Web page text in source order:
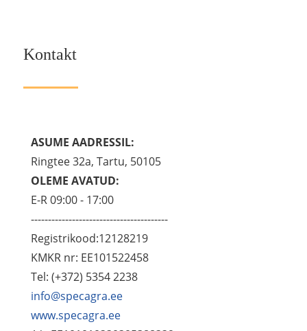
Kontakt
ASUME AADRESSIL:
Ringtee 32a, Tartu, 50105
OLEME AVATUD:
E-R 09:00 - 17:00
----------------------------------------
Registrikood:12128219
KMKR nr: EE101522458
Tel: (+372) 5354 2238
info@specagra.ee
www.specagra.ee